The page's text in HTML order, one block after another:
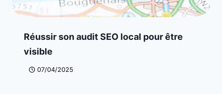
Réussir son audit SEO local pour être
visible
07/04/2025